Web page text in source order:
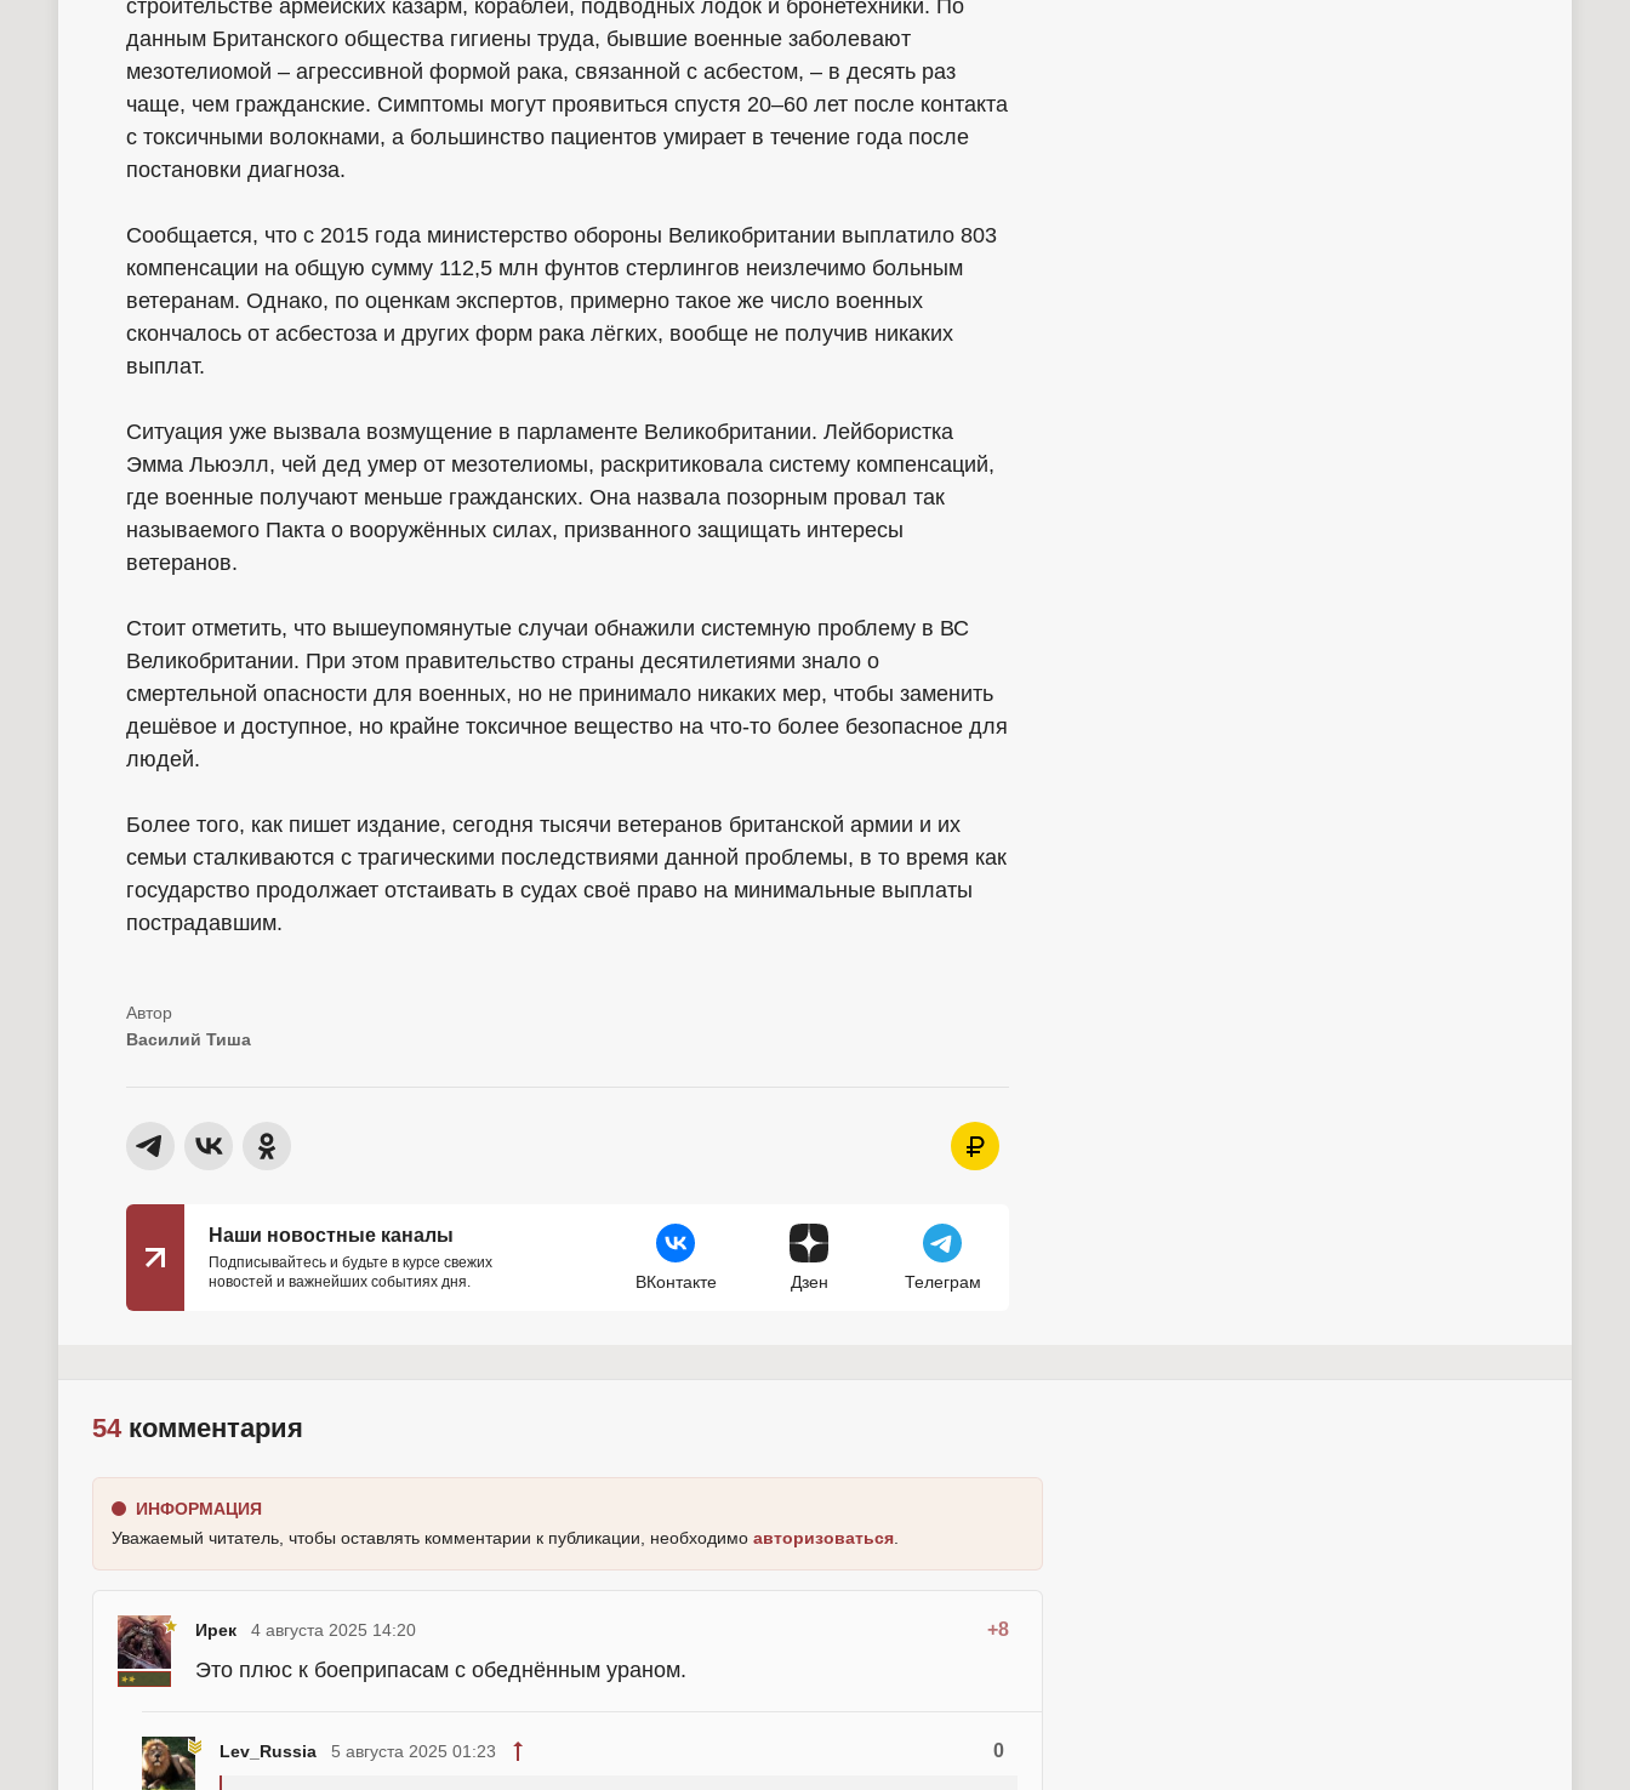
строительстве армейских казарм, кораблей, подводных лодок и бронетехники. По
данным Британского общества гигиены труда, бывшие военные заболевают
мезотелиомой – агрессивной формой рака, связанной с асбестом, – в десять раз
чаще, чем гражданские. Симптомы могут проявиться спустя 20–60 лет после контакта
с токсичными волокнами, а большинство пациентов умирает в течение года после
постановки диагноза.
Сообщается, что с 2015 года министерство обороны Великобритании выплатило 803
компенсации на общую сумму 112,5 млн фунтов стерлингов неизлечимо больным
ветеранам. Однако, по оценкам экспертов, примерно такое же число военных
скончалось от асбестоза и других форм рака лёгких, вообще не получив никаких
выплат.
Ситуация уже вызвала возмущение в парламенте Великобритании. Лейбористка
Эмма Льюэлл, чей дед умер от мезотелиомы, раскритиковала систему компенсаций,
где военные получают меньше гражданских. Она назвала позорным провал так
называемого Пакта о вооружённых силах, призванного защищать интересы
ветеранов.
Стоит отметить, что вышеупомянутые случаи обнажили системную проблему в ВС
Великобритании. При этом правительство страны десятилетиями знало о
смертельной опасности для военных, но не принимало никаких мер, чтобы заменить
дешёвое и доступное, но крайне токсичное вещество на что-то более безопасное для
людей.
Более того, как пишет издание, сегодня тысячи ветеранов британской армии и их
семьи сталкиваются с трагическими последствиями данной проблемы, в то время как
государство продолжает отстаивать в судах своё право на минимальные выплаты
пострадавшим.
Василий Тиша
Наши новостные каналы
Подписывайтесь и будьте в курсе свежих
новостей и важнейших событиях дня.
ВКонтакте Дзен Телеграм
54комментария
ИНФОРМАЦИЯ
Уважаемый читатель, чтобы оставлять комментарии к публикации, необходимо авторизоваться
Ирек +8
4 августа 2025 14:20
Это плюс к боеприпасам с обеднённым ураном.
Lev_Russia 0
5 августа 2025 01:23